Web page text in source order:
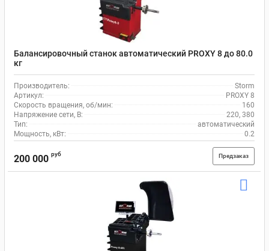
Балансировочный станок автоматический PROXY 8 до 80.0
кг
Производитель:
Storm
Артикул:
PROXY 8
Скорость вращения, об/мин:
160
Напряжение сети, В:
220, 380
Тип:
автоматический
Мощность, кВт:
0.2
200 000 руб Предзаказ